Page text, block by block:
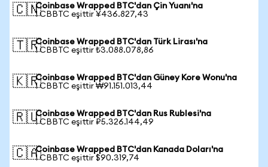
🇨🇳Coinbase Wrapped BTC'dan Çin Yuanı'na
1 CBBTC eşittir ¥436.827,43
🇹🇷Coinbase Wrapped BTC'dan Türk Lirası'na
1 CBBTC eşittir ₺3.088.078,86
🇰🇷Coinbase Wrapped BTC'dan Güney Kore Wonu'na
1 CBBTC eşittir ₩91.151.013,44
🇷🇺Coinbase Wrapped BTC'dan Rus Rublesi'na
1 CBBTC eşittir ₽5.326.144,49
🇨🇦Coinbase Wrapped BTC'dan Kanada Doları'na
1 CBBTC eşittir $90.319,74